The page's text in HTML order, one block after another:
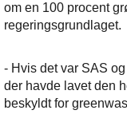
om en 100 procent
regeringsgrundlaget.
- Hvis det var SAS
der havde lavet den
beskyldt for